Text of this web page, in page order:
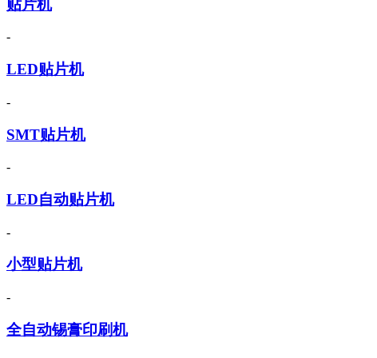
贴片机
-
LED贴片机
-
SMT贴片机
-
LED自动贴片机
-
小型贴片机
-
全自动锡膏印刷机